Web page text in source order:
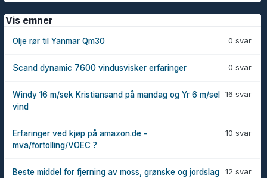
Vis emner
0 svar
Olje rør til Yanmar Qm30
0 svar
Scand dynamic 7600 vindusvisker erfaringer
16 svar
Windy 16 m/sek Kristiansand på mandag og Yr 6 m/sel
vind
10 svar
Erfaringer ved kjøp på amazon.de -
mva/fortolling/VOEC ?
12 svar
Beste middel for fjerning av moss, grønske og jordslag